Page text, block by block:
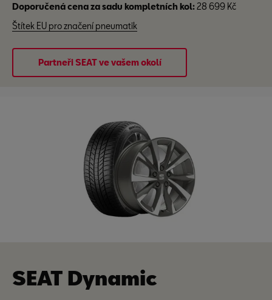
Doporučená cena za sadu kompletních kol:28 699 Kč
Štítek EU pro značení pneumatik
Partneři SEAT ve vašem okolí
SEAT Dynamic